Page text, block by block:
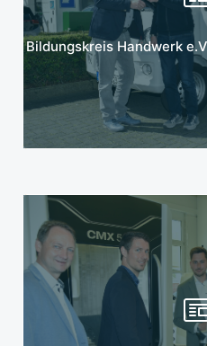
Bildungskreis Handwerk
Mehr
Mehr